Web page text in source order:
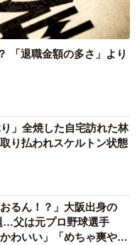
「退職金額の多さ」より
り」全焼した自宅訪れた林
り払われスケルトン状態
るん！？」大阪出身の
…父は元プロ野球選手
わいい」「めちゃ爽や